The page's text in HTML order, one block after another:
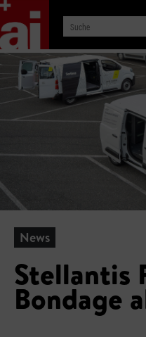
News
Stellantis
Bondage